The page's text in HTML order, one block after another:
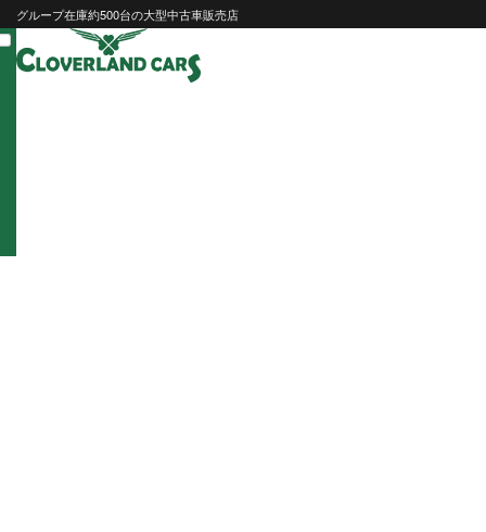
Skip
to
content
グループ在庫約500台の大型中古車販売店